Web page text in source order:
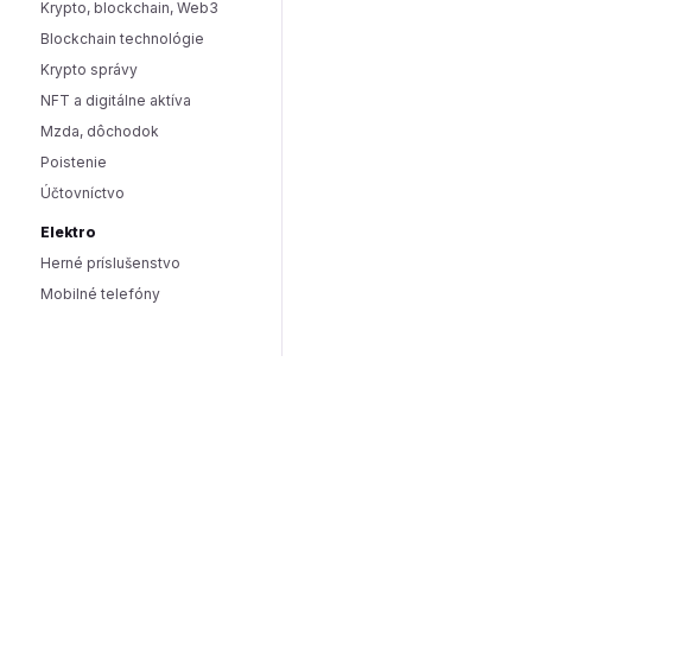
Krypto, blockchain, Web3
Blockchain technológie
Krypto správy
NFT a digitálne aktíva
Mzda, dôchodok
Poistenie
Účtovníctvo
Elektro
Herné príslušenstvo
Mobilné telefóny